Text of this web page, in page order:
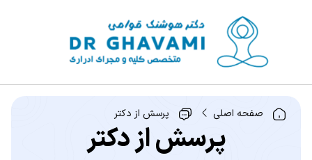
صفحه اصلی پرسش از دکتر
پرسش از دکتر